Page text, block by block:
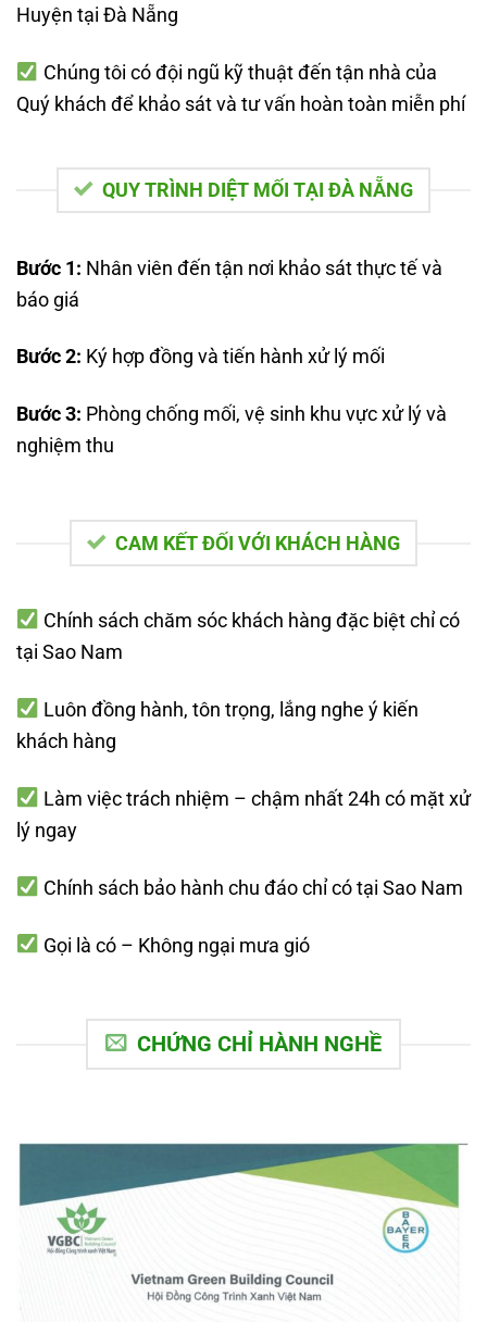
Huyện tại Đà Nẵng
Chúng tôi có đội ngũ kỹ thuật đến tận nhà của
Quý khách để khảo sát và tư vấn hoàn toàn miễn phí
QUY TRÌNH DIỆT MỐI TẠI ĐÀ NẴNG
Bước 1: Nhân viên đến tận nơi khảo sát thực tế và
báo giá
Bước 2: Ký hợp đồng và tiến hành xử lý mối
Bước 3: Phòng chống mối, vệ sinh khu vực xử lý và
nghiệm thu
CAM KẾT ĐỐI VỚI KHÁCH HÀNG
Chính sách chăm sóc khách hàng đặc biệt chỉ có
tại Sao Nam
Luôn đồng hành, tôn trọng, lắng nghe ý kiến
khách hàng
Làm việc trách nhiệm – chậm nhất 24h có mặt xử
lý ngay
Chính sách bảo hành chu đáo chỉ có tại Sao Nam
Gọi là có – Không ngại mưa gió
CHỨNG CHỈ HÀNH NGHỀ